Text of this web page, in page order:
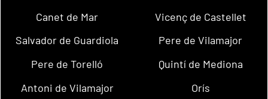
Canet de Mar
Vicenç de Castellet
Salvador de Guardiola
Pere de Vilamajor
Pere de Torelló
Quintí de Mediona
Antoni de Vilamajor
Orís